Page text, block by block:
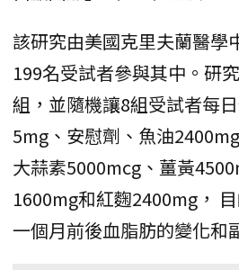
該研究由美國克里夫蘭醫學
199名受試者參與其中。研
組，並隨機讓8組受試者每
5mg、安慰劑、魚油
大蒜素5000mcg、薑黃
1600mg和紅麴2400mg，
一個月前後血脂肪的變化和